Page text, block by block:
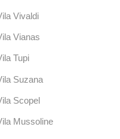
Vivaldi
Vianas
Tupi
Suzana
Scopel
Mussoline